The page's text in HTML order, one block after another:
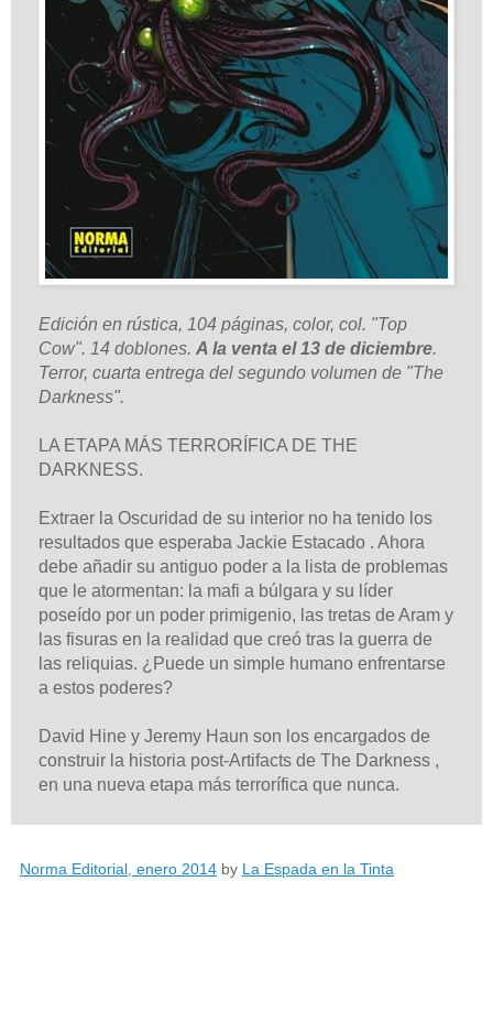
Edición en rústica, 104 páginas, color, col. "Top
Cow". 14 doblones. A la venta el 13 de diciembre.
Terror, cuarta entrega del segundo volumen de "The
Darkness".
LA ETAPA MÁS TERRORÍFICA DE THE
DARKNESS.
Extraer la Oscuridad de su interior no ha tenido los
resultados que esperaba Jackie Estacado . Ahora
debe añadir su antiguo poder a la lista de problemas
que le atormentan: la mafi a búlgara y su líder
poseído por un poder primigenio, las tretas de Aram y
las fisuras en la realidad que creó tras la guerra de
las reliquias. ¿Puede un simple humano enfrentarse
a estos poderes?
David Hine y Jeremy Haun son los encargados de
construir la historia post-Artifacts de The Darkness ,
en una nueva etapa más terrorífica que nunca.
Norma Editorial, enero 2014 by La Espada en la Tinta